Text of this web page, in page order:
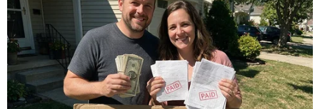
Cựu Đại sứ Australia: Tầm nhìn hợp
tác mới cho quan hệ Việt Nam-
Australia
07/08/2026 05:00